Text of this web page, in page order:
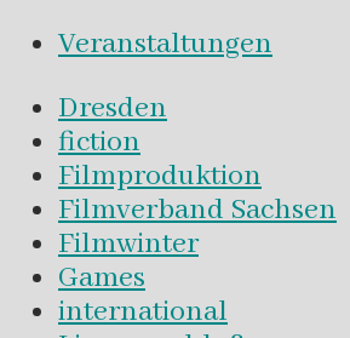
Veranstaltungen
Dresden
fiction
Filmproduktion
Filmverband Sachsen
Filmwinter
Games
international